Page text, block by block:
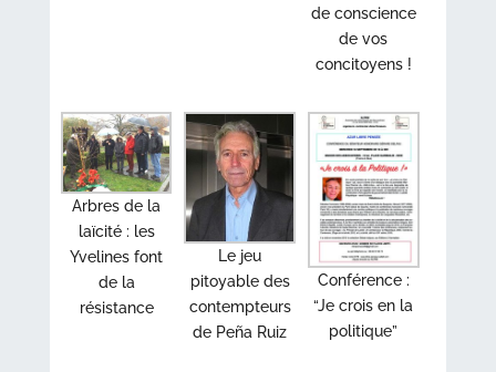
de conscience
de vos
concitoyens !
Arbres de la
laïcité : les
Yvelines font
de la
résistance
Le jeu
pitoyable des
contempteurs
de Peña Ruiz
Conférence :
“Je crois en la
politique”